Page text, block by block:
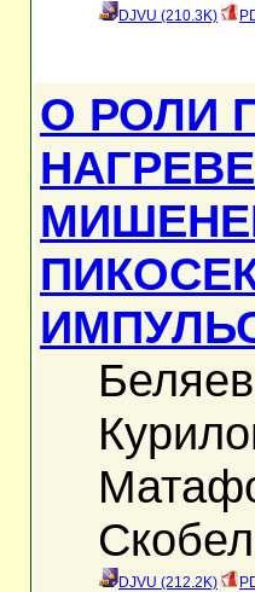
DJVU (210.3K)
О РОЛИ
DJVU (212.2K)